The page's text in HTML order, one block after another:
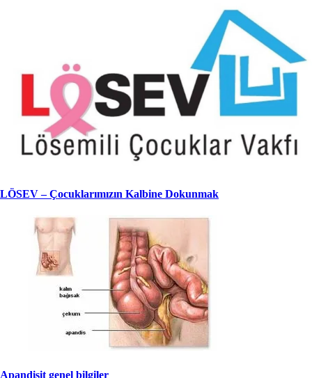
LÖSEV – Çocuklarımızın Kalbine Dokunmak
Apandisit genel bilgiler